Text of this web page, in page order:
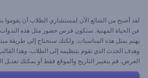
لقد أصبح من الشائع الآن لمستشاري الطلاب أن يقوموا
عن الحياة المهنية. ستكون فرص حضور مثل هذه الندوات
يهتم بمثل هذه المناسبات. ولكنك ستحتاج إلى طريقة
وهدف الحدث الذي تقوم بتنظيمه إلى الطلاب. وهذا
الغرض. قم بتغيير التاريخ والموقع فقط أو يمكنك تعديل
الدعوة لحضور ندوات عن الحياة المهنية جاهزًا بأقل